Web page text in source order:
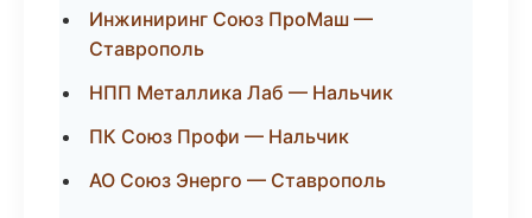
Инжиниринг Союз ПроМаш —
Ставрополь
НПП Металлика Лаб — Нальчик
ПК Союз Профи — Нальчик
АО Союз Энерго — Ставрополь